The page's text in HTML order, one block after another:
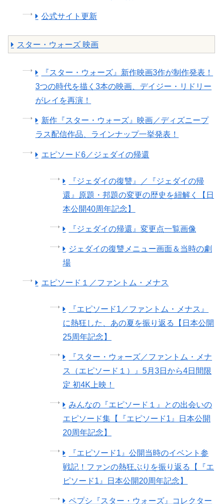
公式サイト更新
スター・ウォーズ 映画
『スター・ウォーズ』新作映画3作が制作発表！
3つの時代を描く3本の映画、デイジー・リドリー
がレイを再演！
新作『スター・ウォーズ』映画／ディズニープ
ラス配信作品、ラインナップ一挙発表！
エピソード6／ジェダイの帰還
『ジェダイの復讐』／『ジェダイの帰
還』原題・邦題の変更の歴史を紐解く【日
本公開40周年記念】
『ジェダイの帰還』変更点一覧画像
ジェダイの復讐メニュー画面＆当時の劇
場
エピソード１／ファントム・メナス
『エピソード1／ファントム・メナス』
に熱狂した、あの夏を振り返る【日本公開
25周年記念】
『スター・ウォーズ／ファントム・メナ
ス（エピソード１）』5月3日から4日間限
定 初4K上映！
みんなの『エピソード１』との出会いの
エピソード集【『エピソード1』日本公開
20周年記念】
『エピソード1』公開当時のイベント参
戦記！ファンの熱狂ぶりを振り返る【『エ
ピソード1』日本公開20周年記念】
ペプシ『スター・ウォーズ』コレクター